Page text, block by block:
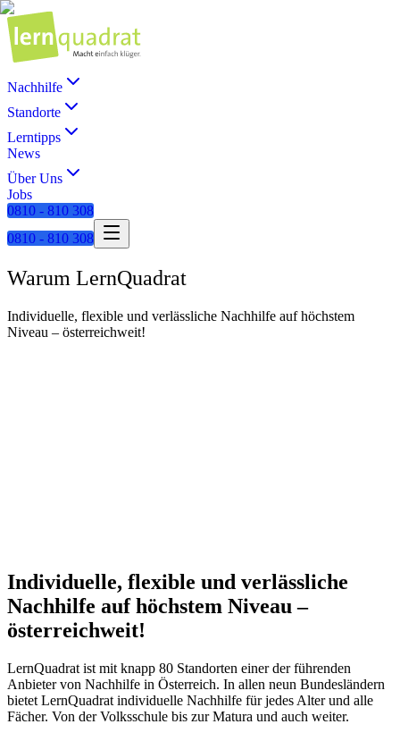
Nachhilfe
Standorte
Lerntipps
News
Über Uns
Jobs
0810 - 810 308
0810 - 810 308
Warum LernQuadrat
Individuelle, flexible und verlässliche Nachhilfe auf höchstem
Niveau – österreichweit!
Individuelle, flexible und verlässliche
Nachhilfe auf höchstem Niveau –
österreichweit!
LernQuadrat ist mit knapp 80 Standorten einer der führenden
Anbieter von Nachhilfe in Österreich. In allen neun Bundesländern
bietet LernQuadrat individuelle Nachhilfe für jedes Alter und alle
Fächer. Von der Volksschule bis zur Matura und auch weiter.